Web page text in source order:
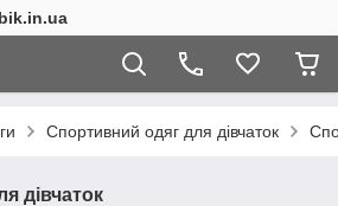
Спортивний одяг для дівчаток
дівчаток